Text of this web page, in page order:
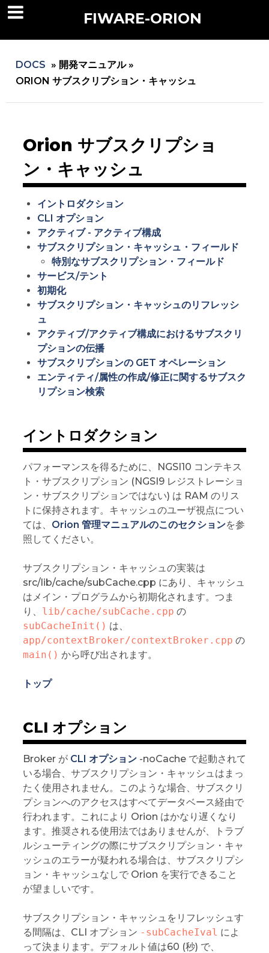
FIWARE-ORION
DOCS » 開発マニュアル »
ORION サブスクリプション・キャッシュ
Orion サブスクリプショ
ン・キャッシュ
イントロダクション
CLI オプション
アクティブ - アクティブ構成
サブスクリプション・キャッシュ・フィールド
特別なサブスクリプション・フィールド
サービス/テント
初期化
サブスクリプション・キャッシュのリフレッシ
ュ
アクティブ/アクティブ構成におけるサブスクリ
プションの伝播
サブスクリプションの GET オペレーション
エンティティ/属性の作成/修正に関するサブスク
リプション検索
イントロダクション
パフォーマンスを得るために、NGSI10 コンテキス
ト・サブスクリプション (NGSI9 レジストレーショ
ン・サブスクリプションではない) は RAM のリス
トに保持されます。キャッシュのユーザ視点につい
ては、 Orion 管理マニュアルのこのセクションを参
照してください。
サブスクリプション・キャッシュの実装は
src/lib/cache/subCache.cpp にあり、キャッシュ
はメイン・プログラムから初期化されます。つま
り、 lib/cache/subCache.cpp の
subCacheInit() は、
app/contextBroker/contextBroker.cpp の
main() から呼び出されます。
トップ
CLI オプション
Broker が CLI オプション-noCache で起動されて
いる場合、サブスクリプション・キャッシュはまっ
たく使用されません。このような場合、サブスクリ
プションへのアクセスはすべてデータベース経由で
行われます。これにより Orion はかなり遅くなり
ます。推奨される使用法ではありませんが、トラブ
ルシューティングの際にサブスクリプション・キャ
ッシュのエラーが疑われる場合は、サブスクリプシ
ョン・キャッシュなしで Orion を実行できること
が望ましいです。
サブスクリプション・キャッシュをリフレッシュす
る間隔は、CLI オプション -subCacheIval によ
って決まります。デフォルト値は60 (秒) で、